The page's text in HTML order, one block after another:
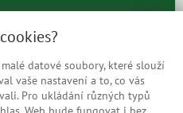
datové soubory, které slouží
vaše nastavení a to, co vás
Pro ukládání různých typů